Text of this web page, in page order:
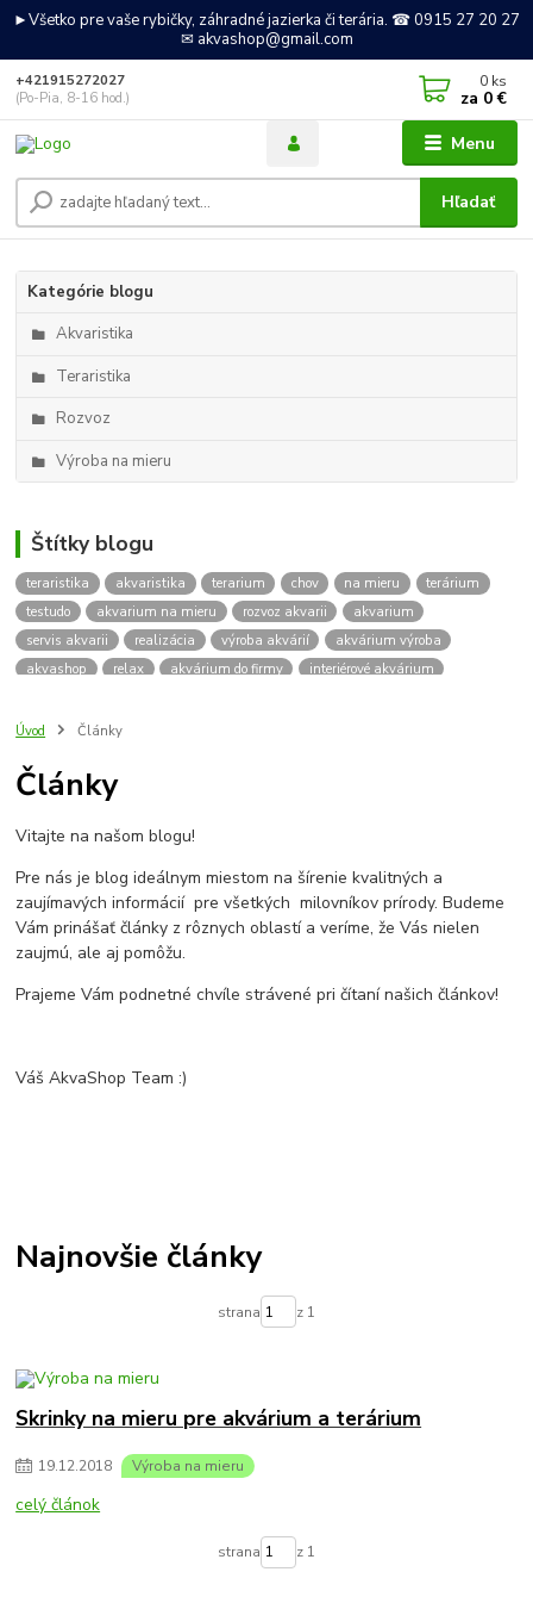
►Všetko pre vaše rybičky, záhradné jazierka či terária. ☎ 0915 27 20 27
✉ akvashop@gmail.com
Menu
Hľadať
+421915272027
(Po-Pia, 8-16 hod.)
0 ks
za 0 €
Kategórie blogu
Akvaristika
Teraristika
Rozvoz
Výroba na mieru
Štítky blogu
teraristika akvaristika terarium chov na mieru
terárium
testudo
akvarium na mieru rozvoz akvarii
akvarium
servis akvarii
realizácia výroba akvárií
akvárium výroba
akvashop
relax akvárium do firmy
interiérové akvárium
insektárium
skrinka
podstavec
Testudo horsfieldii
Korytnačka stepná
zriaďovanie terária
terárium na mieru
terárium pre suchozemskú korytnačku
želva
korytnačky
Bratislava
vyroba akvarii akvarium dovoz
rozvoz akvarií
záruka na akvárium
Úvod Články
Články
Vitajte na našom blogu!
Pre nás je blog ideálnym miestom na šírenie kvalitných a
zaujímavých informácií pre všetkých milovníkov prírody. Budeme
Vám prinášať články z rôznych oblastí a veríme, že Vás nielen
zaujmú, ale aj pomôžu.
Prajeme Vám podnetné chvíle strávené pri čítaní našich článkov!
Váš AkvaShop Team :)
Najnovšie články
strana z 1
Skrinky na mieru pre akvárium a terárium
19.12.2018 Výroba na mieru
celý článok
strana z 1